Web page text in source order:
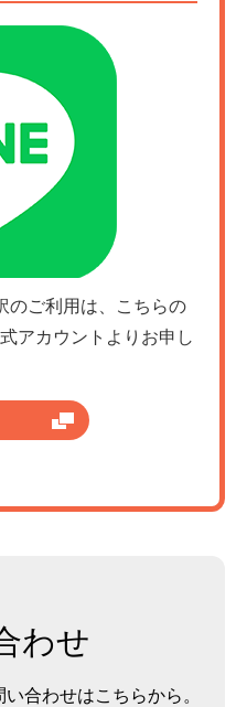
のご利用は、こちらの
アカウントよりお申し
わせ
合わせはこちらから。